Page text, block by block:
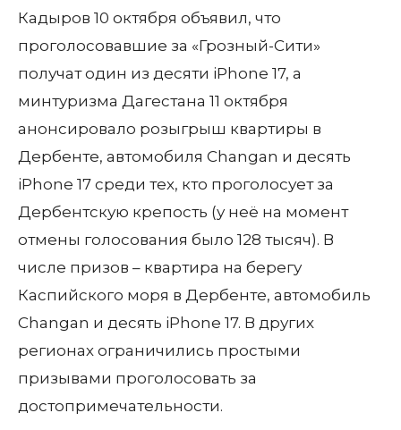
Кадыров 10 октября объявил, что
проголосовавшие за «Грозный-Сити»
получат один из десяти iPhone 17, а
минтуризма Дагестана 11 октября
анонсировало розыгрыш квартиры в
Дербенте, автомобиля Changan и десять
iPhone 17 среди тех, кто проголосует за
Дербентскую крепость (у неё на момент
отмены голосования было 128 тысяч). В
числе призов – квартира на берегу
Каспийского моря в Дербенте, автомобиль
Changan и десять iPhone 17. В других
регионах ограничились простыми
призывами проголосовать за
достопримечательности.